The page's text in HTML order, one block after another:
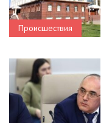
Происшествия